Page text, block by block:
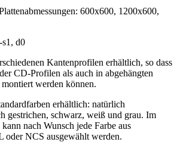
600x600, 1200x600,
d0
Kantenprofilen erhältlich, so dass
CD-Profilen als auch in abgehängten
werden können.
erhältlich: natürlich
gestrichen, schwarz, weiß und grau. Im
nach Wunsch jede Farbe aus
oder NCS ausgewählt werden.